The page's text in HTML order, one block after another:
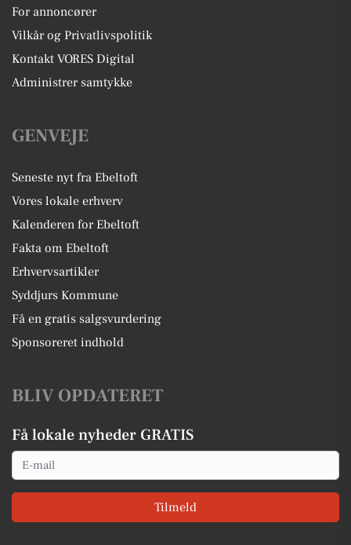
For annoncører
Vilkår og Privatlivspolitik
Kontakt VORES Digital
Administrer samtykke
GENVEJE
Seneste nyt fra Ebeltoft
Vores lokale erhverv
Kalenderen for Ebeltoft
Fakta om Ebeltoft
Erhvervsartikler
Syddjurs Kommune
Få en gratis salgsvurdering
Sponsoreret indhold
BLIV OPDATERET
Få lokale nyheder GRATIS
Email
Tilmeld